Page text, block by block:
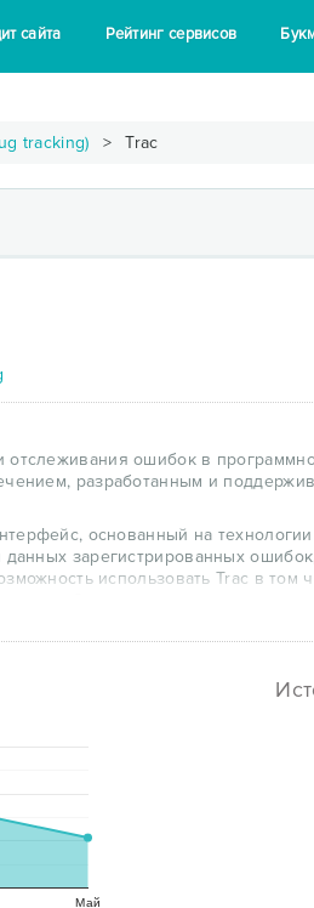
сайта Рейтинг сервисов
tracking) Trac
отслеживания ошибок в
разработанным и
основанный на
зарегистрированных
использовать Trac в том
MySQL и MariaDB.
Май